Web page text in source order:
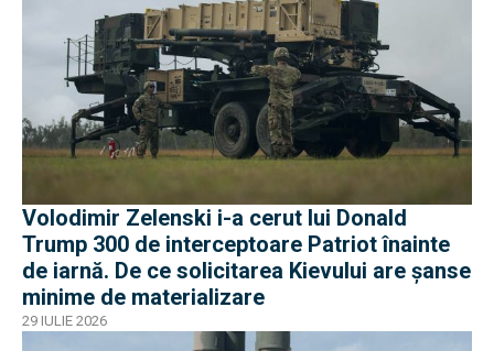
Volodimir Zelenski i-a cerut lui Donald
Trump 300 de interceptoare Patriot înainte
de iarnă. De ce solicitarea Kievului are șanse
minime de materializare
29 IULIE 2026